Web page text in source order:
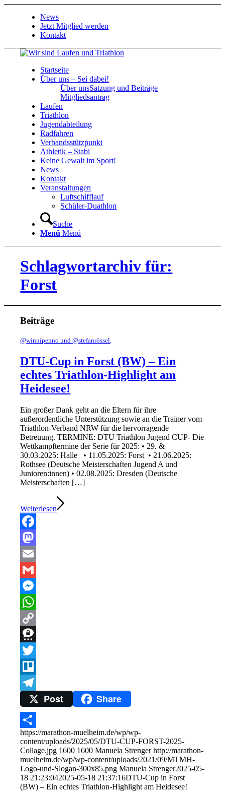
News
Jetzt Mitglied werden
Kontakt
Startseite
Über uns – Sei dabei!
Über unsSatzung und Beiträge
Mitgliedsantrag
Laufen
Triathlon
Jugendabteilung
Radfahren
Verbandsstützpunkt
Athletik – Stabi
Keine Gewalt im Sport!
News
Kontakt
Veranstaltungen
Luftschifflauf
Schüler-Duathlon
Suche
Menü Menü
Schlagwortarchiv für:
Forst
Beiträge
@winnipenno und @stefanrössel,
DTU-Cup in Forst (BW) – Ein
echtes Triathlon-Highlight am
Heidesee!
Ein großer Dank geht an die Eltern für ihre
außerordentliche Unterstützung sowie an die Trainer vom
Triathlon-Verband NRW für die hervorragende
Betreuung. TERMINE: DTU Triathlon Jugend CUP- Die
Wettkampftermine der Serie für 2025: • 29. &
30.03.2025: Halle • 11.05.2025: Forst • 21.06.2025:
Rothsee (Deutsche Meisterschaften Jugend A und
Junioren:innen) • 02.08.2025: Dresden (Deutsche
Meisterschaften […]
Weiterlesen
Facebook
Mastodon
Email
Gmail
Messenger
WhatsApp
Copy
Link
Threema
Twitter
Trello
TelegramPost Share
Teilen
https://marathon-muelheim.de/wp/wp-
content/uploads/2025/05/DTU-CUP-FORST-2025-
Collage.jpg 1600 1600 Manuela Strenger http://marathon-
muelheim.de/wp/wp-content/uploads/2021/09/MTMH-
Logo-und-Slogan-300x85.png Manuela Strenger2025-05-
18 21:23:042025-05-18 21:37:16DTU-Cup in Forst
(BW) – Ein echtes Triathlon-Highlight am Heidesee!